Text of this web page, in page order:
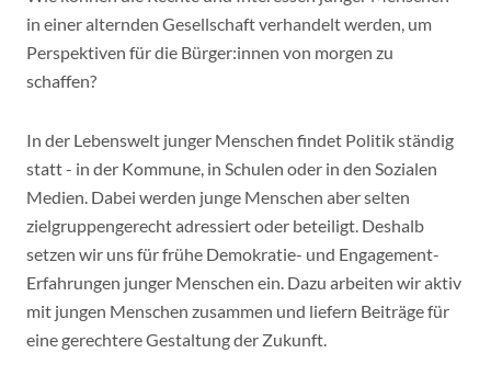
in einer alternden Gesellschaft verhandelt werden, um
Perspektiven für die Bürger:innen von morgen zu
schaffen?
In der Lebenswelt junger Menschen findet Politik ständig
statt - in der Kommune, in Schulen oder in den Sozialen
Medien. Dabei werden junge Menschen aber selten
zielgruppengerecht adressiert oder beteiligt. Deshalb
setzen wir uns für frühe Demokratie- und Engagement-
Erfahrungen junger Menschen ein. Dazu arbeiten wir aktiv
mit jungen Menschen zusammen und liefern Beiträge für
eine gerechtere Gestaltung der Zukunft.